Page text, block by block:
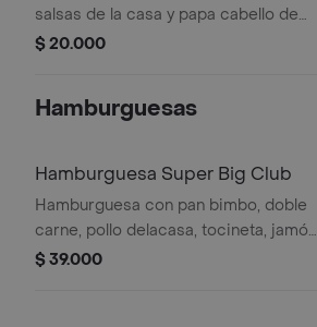
salsas de la casa y papa cabello de
ángel. Incluye porción de papas.
$ 20.000
Hamburguesas
Hamburguesa Super Big Club
Hamburguesa con pan bimbo, doble
carne, pollo delacasa, tocineta, jamón,
queso fundido, verdura fresca y
$ 39.000